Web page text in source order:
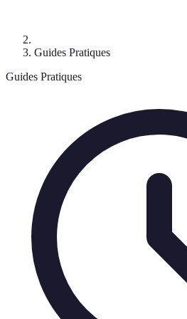
Guides Pratiques
Guides Pratiques